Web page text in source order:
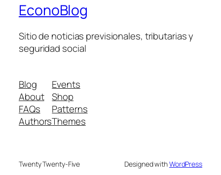
EconoBlog
Sitio de noticias previsionales, tributarias y
seguridad social
Blog
About
FAQs
Authors
Events
Shop
Patterns
Themes
Twenty Twenty-Five Designed withWordPress